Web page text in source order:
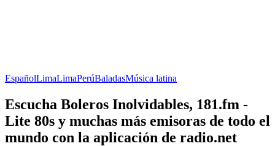
EspañolLimaLimaPerúBaladasMúsica latina
Escucha Boleros Inolvidables, 181.fm -
Lite 80s y muchas más emisoras de todo el
mundo con la aplicación de radio.net